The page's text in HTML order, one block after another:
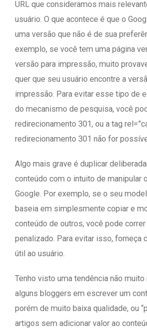
URL que consideramos mais
usuário. O que acontece é que o
uma versão que não é de sua
exemplo, se você tem uma página
versão para impressão, muito
quer que seu usuário encontre a
impressão. Para evitar esse tipo de
do mecanismo de pesquisa, você
redirecionamento 301, ou a tag
redirecionamento 301 não for
Algo mais grave é duplicar
conteúdo com o intuito de manipular
Google. Por exemplo, se o seu
baseia em simplesmente copiar e
conteúdo de outros, você pode
penalizado. Para evitar isso, forneça
útil ao usuário.
Tenho visto uma tendência não
alguns bloggers em escrever um
porém de muito baixa qualidade, ou
artigos sem adicionar valor ao